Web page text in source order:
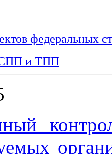
федеральных
и ТПП